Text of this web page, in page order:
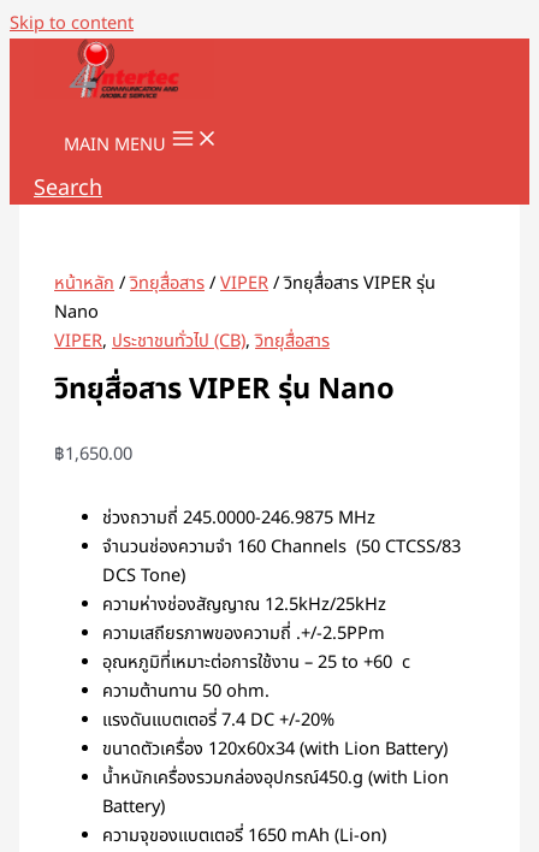
Skip to content
MAIN MENU
Search
หน้าหลัก/วิทยุสื่อสาร/VIPER/ วิทยุสื่อสาร VIPER รุ่น
Nano
VIPER,ประชาชนทั่วไป (CB),วิทยุสื่อสาร
วิทยุสื่อสาร VIPER รุ่น Nano
฿1,650.00
ช่วงถวามถี่ 245.0000-246.9875 MHz
จำนวนช่องความจำ 160 Channels (50 CTCSS/83
DCS Tone)
ความห่างช่องสัญญาณ 12.5kHz/25kHz
ความเสถียรภาพของความถี่ .+/-2.5PPm
อุณหภูมิที่เหมาะต่อการใช้งาน – 25 to +60 c
ความต้านทาน 50 ohm.
แรงดันแบตเตอรี่ 7.4 DC +/-20%
ขนาดตัวเครื่อง 120x60x34 (with Lion Battery)
น้ำหนักเครื่องรวมกล่องอุปกรณ์450.g (with Lion
Battery)
ความจุของแบตเตอรี่ 1650 mAh (Li-on)